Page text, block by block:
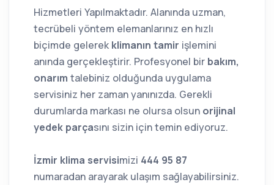
Hizmetleri Yapılmaktadır. Alanında uzman,
tecrübeli yöntem elemanlarınız en hızlı
biçimde gelerek klimanın tamir işlemini
anında gerçekleştirir. Profesyonel bir bakım,
onarım talebiniz olduğunda uygulama
servisiniz her zaman yanınızda. Gerekli
durumlarda markası ne olursa olsun orijinal
yedek parçasını sizin için temin ediyoruz.
İzmir klima servisimizi 444 95 87
numaradan arayarak ulaşım sağlayabilirsiniz.